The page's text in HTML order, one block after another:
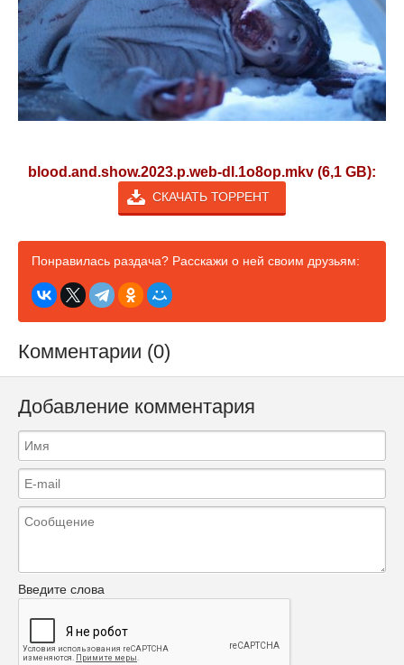
blood.and.show.2023.p.web-dl.1o8op.mkv (6,1 GB):
СКАЧАТЬ ТОРРЕНТ
Понравилась раздача? Расскажи о ней своим друзьям:
Комментарии (0)
Добавление комментария
Введите слова